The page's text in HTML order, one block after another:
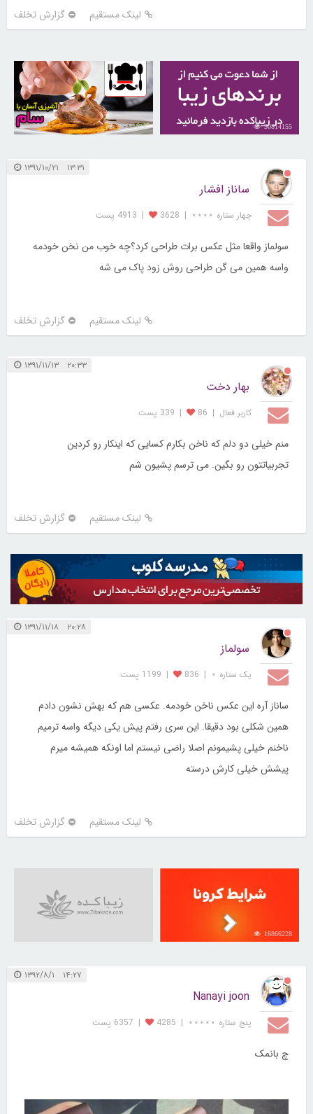
لینک مستقیم گزارش تخلف
30814155
30253023
۱۳:۳۱ ۱۳۹۱/۱۰/۲۱
ساناز افشار
چهار ستاره ⋆⋆⋆⋆ |
3628
| 4913 پست
سولماز واقعا مثل عکس برات طراحی کرد؟چه خوب من نخن خودمه
واسه همین می گن طراحی روش زود پاک می شه
لینک مستقیم گزارش تخلف
۲۰:۳۳ ۱۳۹۱/۱۱/۱۳
بهار دخت
کاربر فعال |
86
| 339 پست
منم خیلی دو دلم که ناخن بکارم کسایی که اینکار رو کردین
تجربیاتتون رو بگین. می ترسم پشیون شم
لینک مستقیم گزارش تخلف
۲۰:۲۸ ۱۳۹۱/۱۱/۱۸
سولماز
یک ستاره ⋆ |
836
| 1199 پست
ساناز آره این عکس ناخن خودمه. عکسی هم که بهش نشون دادم
همین شکلی بود دقیقا. این سری رفتم پیش یکی دیگه واسه ترمیم
ناخنم خیلی پشیمونم اصلا راضی نیستم اما اونکه همیشه میرم
پیشش خیلی کارش درسته
لینک مستقیم گزارش تخلف
16866228
۱۴:۲۷ ۱۳۹۲/۸/۱
Nanayi joon
پنج ستاره ⋆⋆⋆⋆⋆ |
4285
| 6357 پست
چ بانمک